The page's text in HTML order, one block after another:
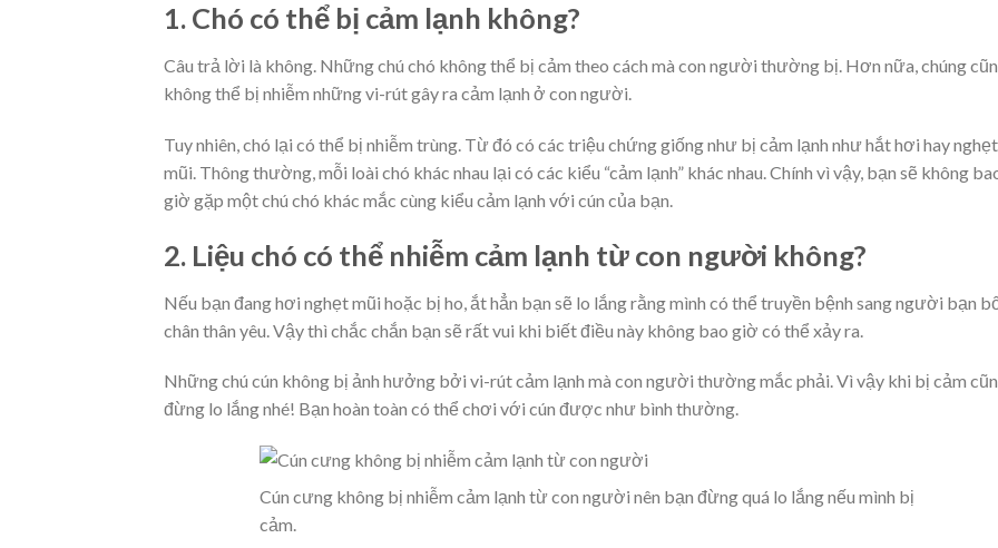
1. Chó có thể bị cảm lạnh không?
Câu trả lời là không. Những chú chó không thể bị cảm theo cách mà con người thường bị. Hơn nữa, chúng
không thể bị nhiễm những vi-rút gây ra cảm lạnh ở con người.
Tuy nhiên, chó lại có thể bị nhiễm trùng. Từ đó có các triệu chứng giống như bị cảm lạnh như hắt hơi hay nghẹt
mũi. Thông thường, mỗi loài chó khác nhau lại có các kiểu “cảm lạnh” khác nhau. Chính vì vậy, bạn sẽ không
giờ gặp một chú chó khác mắc cùng kiểu cảm lạnh với cún của bạn.
2. Liệu chó có thể nhiễm cảm lạnh từ con người không?
Nếu bạn đang hơi nghẹt mũi hoặc bị ho, ắt hẳn bạn sẽ lo lắng rằng mình có thể truyền bệnh sang người bạn
chân thân yêu. Vậy thì chắc chắn bạn sẽ rất vui khi biết điều này không bao giờ có thể xảy ra.
Những chú cún không bị ảnh hưởng bởi vi-rút cảm lạnh mà con người thường mắc phải. Vì vậy khi bị cảm
đừng lo lắng nhé! Bạn hoàn toàn có thể chơi với cún được như bình thường.
Cún cưng không bị nhiễm cảm lạnh từ con người nên bạn đừng quá lo lắng nếu mình bị
cảm.